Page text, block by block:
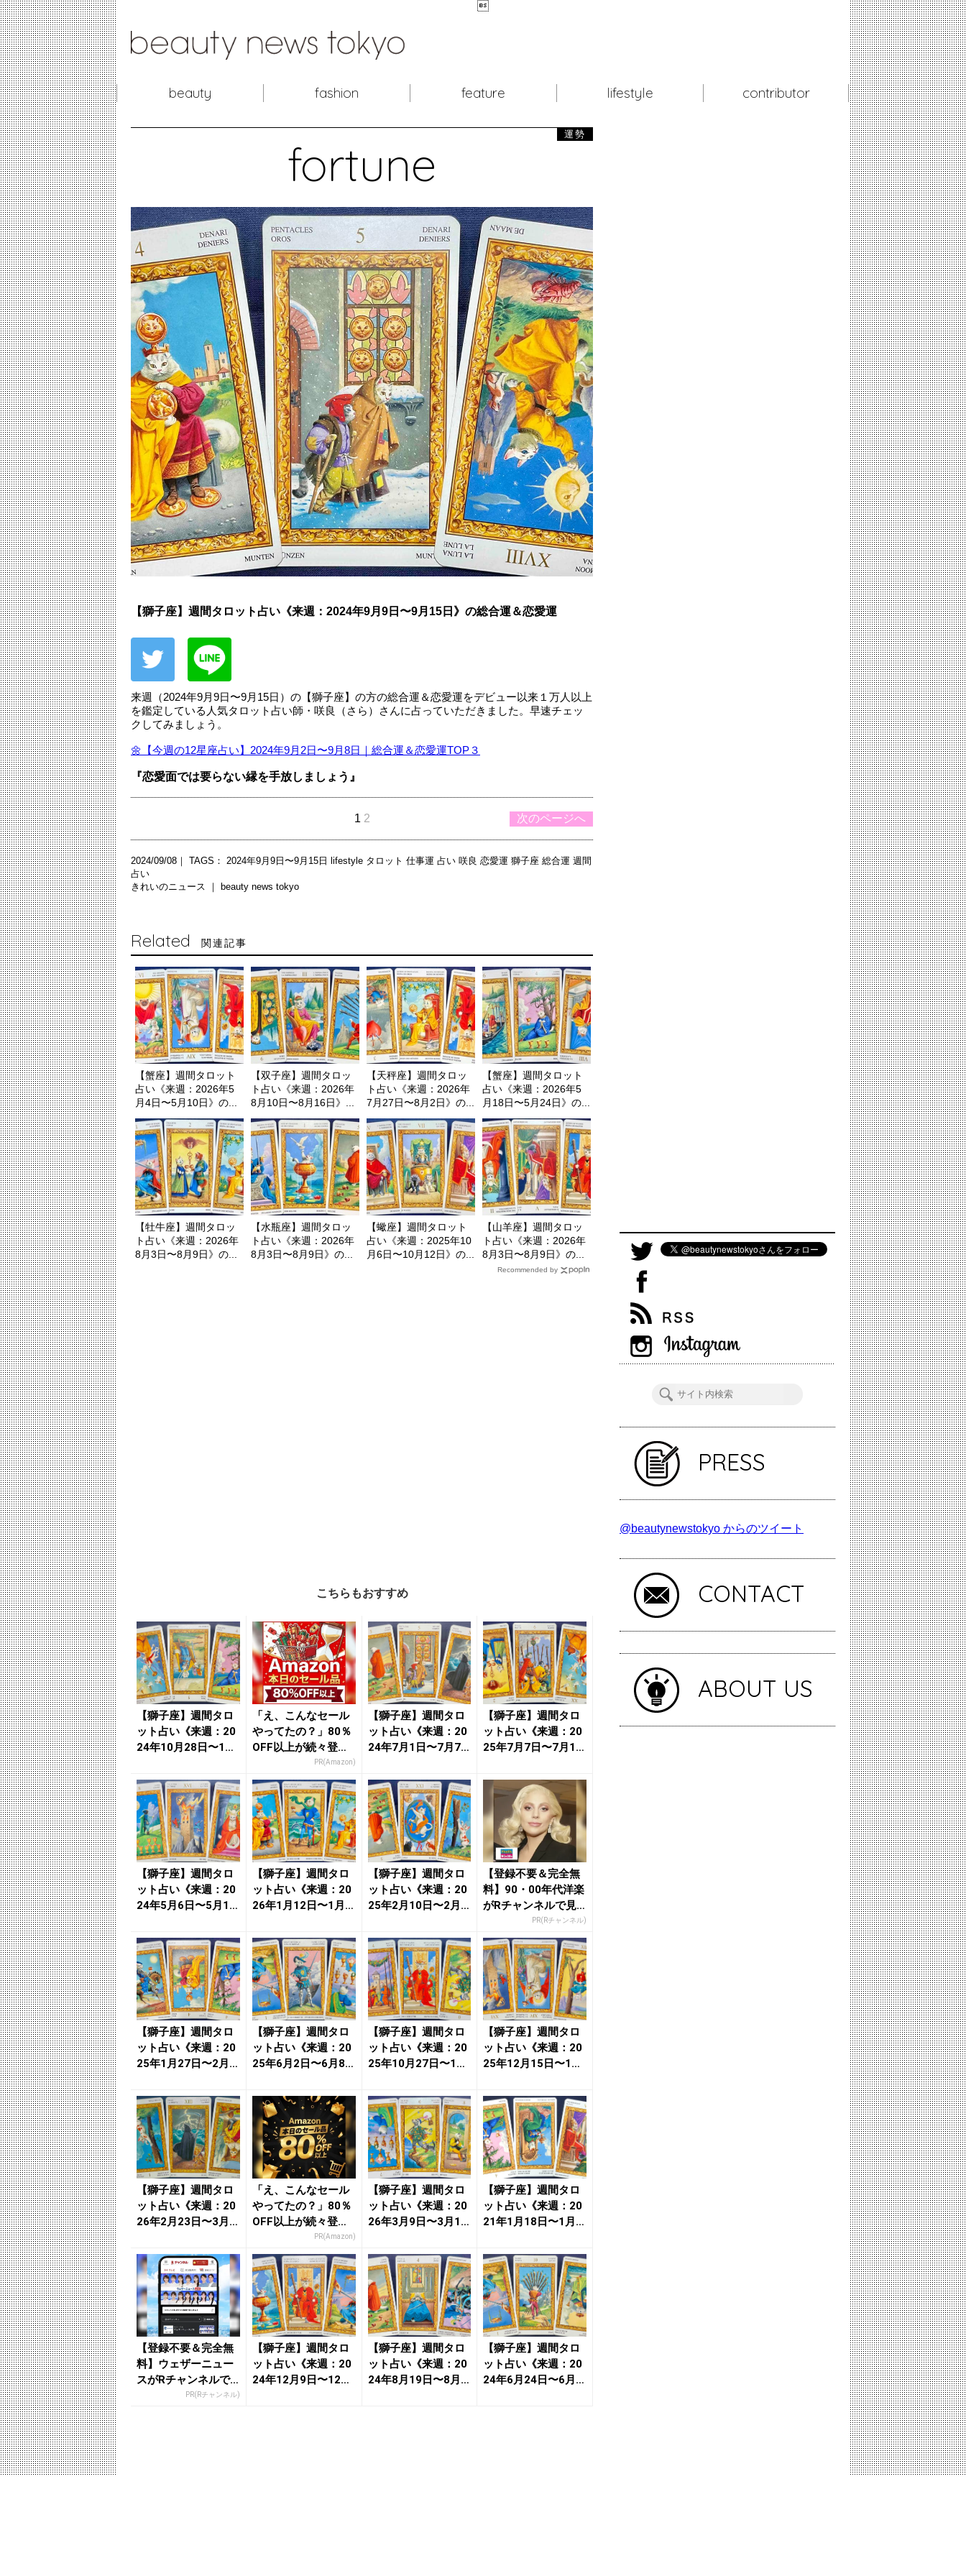

beauty fashion feature lifestyle contributor
fortune
運勢
【獅子座】週間タロット占い《来週：2024年9月9日〜9月15日》の総合運＆恋愛運
来週（2024年9月9日〜9月15日）の【獅子座】の方の総合運＆恋愛運をデビュー以来１万人以上
を鑑定している人気タロット占い師・咲良（さら）さんに占っていただきました。早速チェッ
クしてみましょう。
🌼【今週の12星座占い】2024年9月2日〜9月8日｜総合運＆恋愛運TOP３
『恋愛面では要らない縁を手放しましょう』
次のページへ
1 2
2024/09/08｜ TAGS： 2024年9月9日〜9月15日 lifestyle タロット 仕事運 占い 咲良 恋愛運 獅子座 総合運 週間
占い
きれいのニュース ｜
beauty news tokyo
Related 関連記事
【蟹座】週間タロット
占い《来週：2026年5
月4日〜5月10日》の...
【双子座】週間タロッ
ト占い《来週：2026年
8月10日〜8月16日》...
【天秤座】週間タロッ
ト占い《来週：2026年
7月27日〜8月2日》の...
【蟹座】週間タロット
占い《来週：2026年5
月18日〜5月24日》の...
【牡牛座】週間タロッ
ト占い《来週：2026年
8月3日〜8月9日》の...
【水瓶座】週間タロッ
ト占い《来週：2026年
8月3日〜8月9日》の...
【蠍座】週間タロット
占い《来週：2025年10
月6日〜10月12日》の...
【山羊座】週間タロッ
ト占い《来週：2026年
8月3日〜8月9日》の...
Recommended by
こちらもおすすめ
【獅子座】週間タロ
ット占い《来週：20
24年10月28日〜11
「え、こんなセール
やってたの？」80％
OFF以上が続々登
場！Amazonの本気
が...
PR(Amazon)
【獅子座】週間タロ
ット占い《来週：20
24年7月1日〜7月7
運...
【獅子座】週間タロ
ット占い《来週：20
25年7月7日〜7月13
愛...
【獅子座】週間タロ
ット占い《来週：20
24年5月6日〜5月12
愛...
【獅子座】週間タロ
ット占い《来週：20
26年1月12日〜1月1
【獅子座】週間タロ
ット占い《来週：20
25年2月10日〜2月1
【登録不要＆完全無
料】90・00年代洋楽
がRチャンネルで見
PR(Rチャンネル)
【獅子座】週間タロ
ット占い《来週：20
25年1月27日〜2月2
愛...
【獅子座】週間タロ
ット占い《来週：20
25年6月2日〜6月8
運...
【獅子座】週間タロ
ット占い《来週：20
25年10月27日〜11
【獅子座】週間タロ
ット占い《来週：20
25年12月15日〜12
【獅子座】週間タロ
ット占い《来週：20
26年2月23日〜3月1
愛...
「え、こんなセール
やってたの？」80％
OFF以上が続々登
場！Amazonの本気
が...
PR(Amazon)
【獅子座】週間タロ
ット占い《来週：20
26年3月9日〜3月15
愛...
【獅子座】週間タロ
ット占い《来週：20
21年1月18日〜1月2
【登録不要＆完全無
料】ウェザーニュー
スがRチャンネルで
PR(Rチャンネル)
【獅子座】週間タロ
ット占い《来週：20
24年12月9日〜12月
【獅子座】週間タロ
ット占い《来週：20
24年8月19日〜8月2
【獅子座】週間タロ
ット占い《来週：20
24年6月24日〜6月3
PRESS
@beautynewstokyo からのツイート
CONTACT
ABOUT US